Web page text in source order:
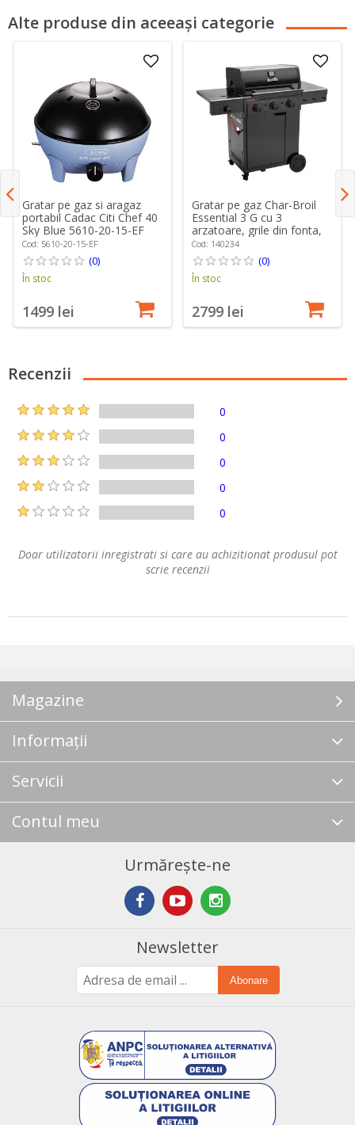
Alte produse din aceeași categorie
Gratar pe gaz si aragaz
portabil Cadac Citi Chef 40
Sky Blue 5610-20-15-EF
Cod: 5610-20-15-EF
(0)
În stoc
1499 lei
Gratar pe gaz Char-Broil
Essential 3 G cu 3
arzatoare, grile din fonta,
TRU-Infrared 140234
Cod: 140234
(0)
În stoc
2799 lei
Recenzii
0
0
0
0
0
Doar utilizatorii inregistrati si care au achizitionat produsul pot
scrie recenzii
Magazine
Informații
Servicii
Contul meu
Urmărește-ne
Newsletter
Abonare